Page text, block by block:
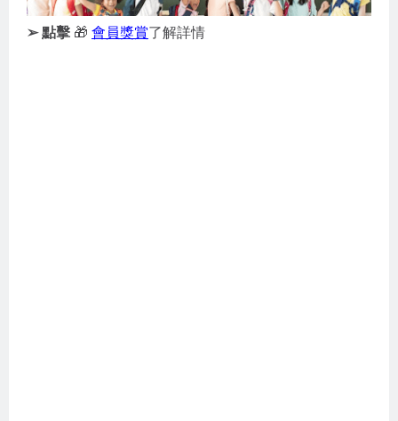
➢ 點擊 🎁 會員獎賞了解詳情